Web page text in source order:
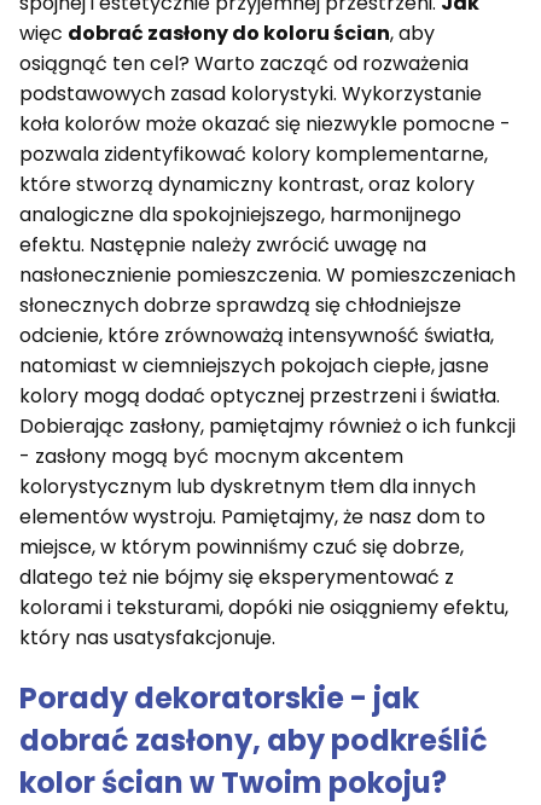
więc dobrać zasłony do koloru ścian, aby
osiągnąć ten cel? Warto zacząć od rozważenia
podstawowych zasad kolorystyki. Wykorzystanie
koła kolorów może okazać się niezwykle pomocne -
pozwala zidentyfikować kolory komplementarne,
które stworzą dynamiczny kontrast, oraz kolory
analogiczne dla spokojniejszego, harmonijnego
efektu. Następnie należy zwrócić uwagę na
nasłonecznienie pomieszczenia. W pomieszczeniach
słonecznych dobrze sprawdzą się chłodniejsze
odcienie, które zrównoważą intensywność światła,
natomiast w ciemniejszych pokojach ciepłe, jasne
kolory mogą dodać optycznej przestrzeni i światła.
Dobierając zasłony, pamiętajmy również o ich funkcji
- zasłony mogą być mocnym akcentem
kolorystycznym lub dyskretnym tłem dla innych
elementów wystroju. Pamiętajmy, że nasz dom to
miejsce, w którym powinniśmy czuć się dobrze,
dlatego też nie bójmy się eksperymentować z
kolorami i teksturami, dopóki nie osiągniemy efektu,
który nas usatysfakcjonuje.
Porady dekoratorskie - jak
dobrać zasłony, aby podkreślić
kolor ścian w Twoim pokoju?